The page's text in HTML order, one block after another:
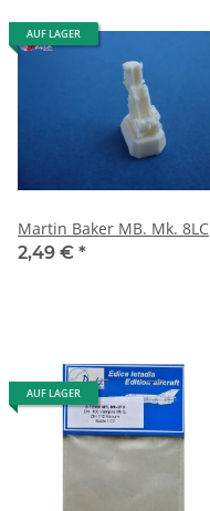
AUF LAGER
Martin Baker MB. Mk. 8LC
2,49 € *
AUF LAGER